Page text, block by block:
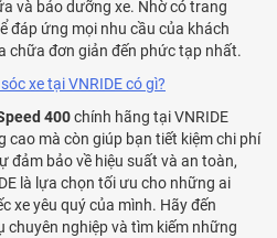
và bảo dưỡng xe. Nhờ có trang
đáp ứng mọi nhu cầu của khách
chữa đơn giản đến phức tạp nhất.
xe tại VNRIDE có gì?
400chính hãng tại VNRIDE
cao mà còn giúp bạn tiết kiệm chi phí
đảm bảo về hiệu suất và an toàn,
là lựa chọn tối ưu cho những ai
xe yêu quý của mình. Hãy đến
chuyên nghiệp và tìm kiếm những